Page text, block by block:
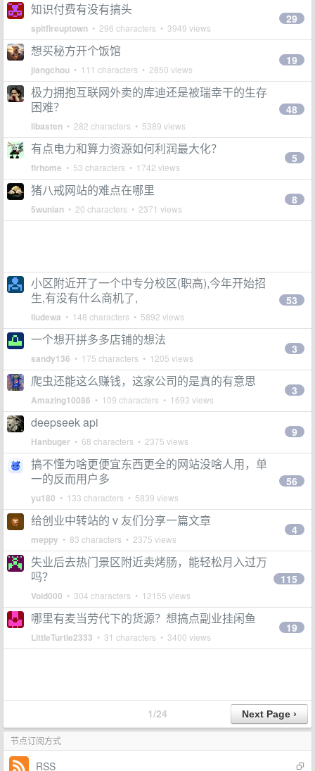
知识付费有没有搞头
spitfireuptown • 296 characters • 3949 views
29
想买秘方开个饭馆
jiangchou • 111 characters • 2850 views
19
极力拥抱互联网外卖的库迪还是被瑞幸干的生存
困难？
libasten • 282 characters • 5389 views
48
有点电力和算力资源如何利润最大化？
firhome • 53 characters • 1742 views
5
猪八戒网站的难点在哪里
5wunian • 20 characters • 2371 views
8
小区附近开了一个中专分校区(职高),今年开始招
生,有没有什么商机了,
liudewa • 148 characters • 5892 views
53
一个想开拼多多店铺的想法
sandy136 • 175 characters • 1205 views
3
爬虫还能这么赚钱，这家公司的是真的有意思
Amazing10086 • 109 characters • 1693 views
3
deepseek api
Hanbuger • 68 characters • 2375 views
9
搞不懂为啥更便宜东西更全的网站没啥人用，单
一的反而用户多
yu180 • 133 characters • 5839 views
56
给创业中转站的 v 友们分享一篇文章
meppy • 83 characters • 2375 views
4
失业后去热门景区附近卖烤肠，能轻松月入过万
吗？
Void000 • 304 characters • 12155 views
115
哪里有麦当劳代下的货源？想搞点副业挂闲鱼
LittleTurtle2333 • 31 characters • 3400 views
19
1/24
节点订阅方式
RSS